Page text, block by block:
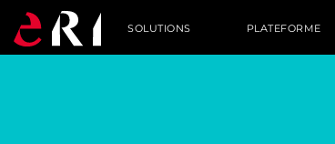
SOLUTIONS PLATEFORME